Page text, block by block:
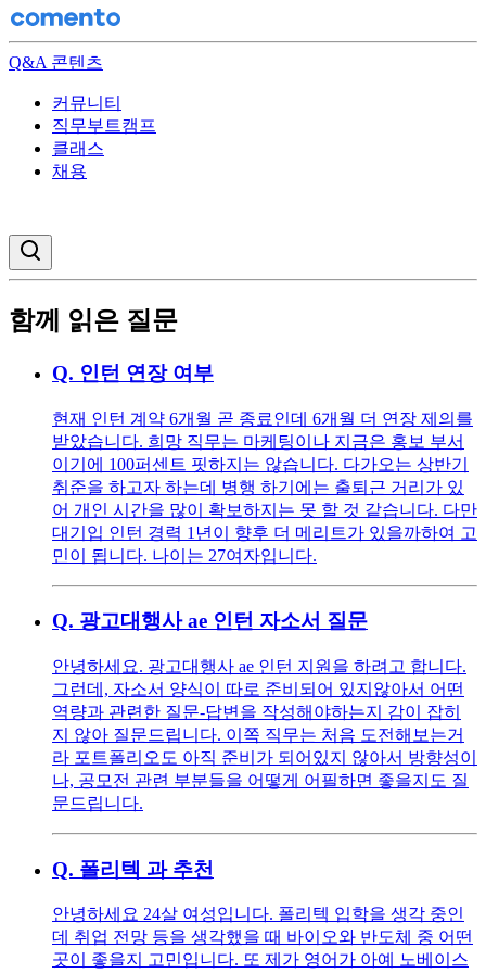
Q&A 콘텐츠
커뮤니티
직무부트캠프
클래스
채용
함께 읽은 질문
Q. 인턴 연장 여부
현재 인턴 계약 6개월 곧 종료인데 6개월 더 연장 제의를
받았습니다. 희망 직무는 마케팅이나 지금은 홍보 부서
이기에 100퍼센트 핏하지는 않습니다. 다가오는 상반기
취준을 하고자 하는데 병행 하기에는 출퇴근 거리가 있
어 개인 시간을 많이 확보하지는 못 할 것 같습니다. 다만
대기입 인턴 경력 1년이 향후 더 메리트가 있을까하여 고
민이 됩니다. 나이는 27여자입니다.
Q. 광고대행사 ae 인턴 자소서 질문
안녕하세요. 광고대행사 ae 인턴 지원을 하려고 합니다.
그런데, 자소서 양식이 따로 준비되어 있지않아서 어떤
역량과 관련한 질문-답변을 작성해야하는지 감이 잡히
지 않아 질문드립니다. 이쪽 직무는 처음 도전해보는거
라 포트폴리오도 아직 준비가 되어있지 않아서 방향성이
나, 공모전 관련 부분들을 어떻게 어필하면 좋을지도 질
문드립니다.
Q. 폴리텍 과 추천
안녕하세요 24살 여성입니다. 폴리텍 입학을 생각 중인
데 취업 전망 등을 생각했을 때 바이오와 반도체 중 어떤
곳이 좋을지 고민입니다. 또 제가 영어가 아예 노베이스